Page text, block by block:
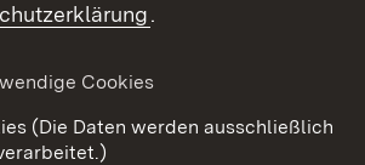
.
Cookies
(Die Daten werden ausschließlich